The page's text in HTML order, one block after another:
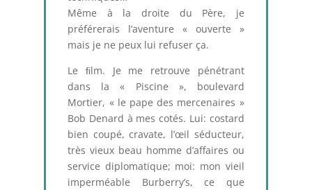
Même à la droite du Père, je
préférerais l’aventure « ouverte »
mais je ne peux lui refuser ça.
Le ﬁlm. Je me retrouve pénétrant
dans la « Piscine », boulevard
Mortier, « le pape des mercenaires »
Bob Denard à mes cotés. Lui: costard
bien coupé, cravate, l’œil séducteur,
très vieux beau homme d’affaires ou
service diplomatique; moi: mon vieil
imperméable Burberry’s, ce que